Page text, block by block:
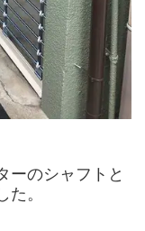
ーのシャフトと
。